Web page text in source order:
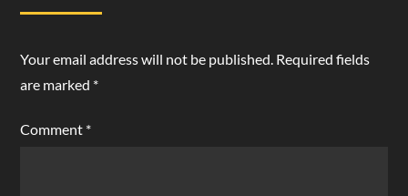
Your email address will not be published. Required fields
are marked *
Comment *